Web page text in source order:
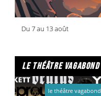
Du 7 au 13 août
le théâtre vagabond
le théâtre vagabond